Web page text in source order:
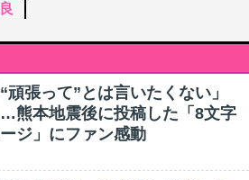
頑張って”とは言いたくない」
熊本地震後に投稿した「8文字
ジ」にファン感動